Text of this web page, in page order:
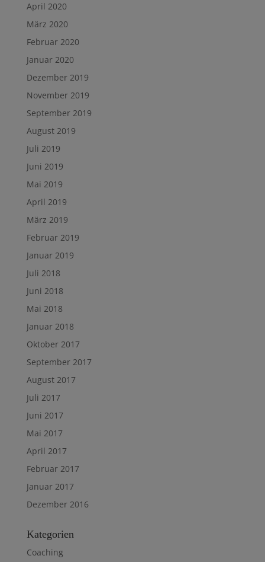
April 2020
März 2020
Februar 2020
Januar 2020
Dezember 2019
November 2019
September 2019
August 2019
Juli 2019
Juni 2019
Mai 2019
April 2019
März 2019
Februar 2019
Januar 2019
Juli 2018
Juni 2018
Mai 2018
Januar 2018
Oktober 2017
September 2017
August 2017
Juli 2017
Juni 2017
Mai 2017
April 2017
Februar 2017
Januar 2017
Dezember 2016
Kategorien
Coaching